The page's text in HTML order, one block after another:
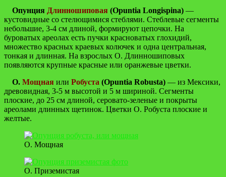
Опунция Длинношиповая (Opuntia Longispina) —
кустовидные со стелющимися стеблями. Стеблевые сегменты
небольшие, 3-4 см длиной, формируют цепочки. На
буроватых ареолах есть пучки красноватых глохидий,
множество красных краевых колючек и одна центральная,
тонкая и длинная. На взрослых О. Длинношиповых
появляются крупные красные или оранжевые цветки.
О. Мощная или Робуста (Opuntia Robusta) — из Мексики,
древовидная, 3-5 м высотой и 5 м шириной. Сегменты
плоские, до 25 см длиной, серовато-зеленые и покрыты
ареолами длинных щетинок. Цветки О. Робуста плоские и
желтые.
О. Мощная
О. Приземистая